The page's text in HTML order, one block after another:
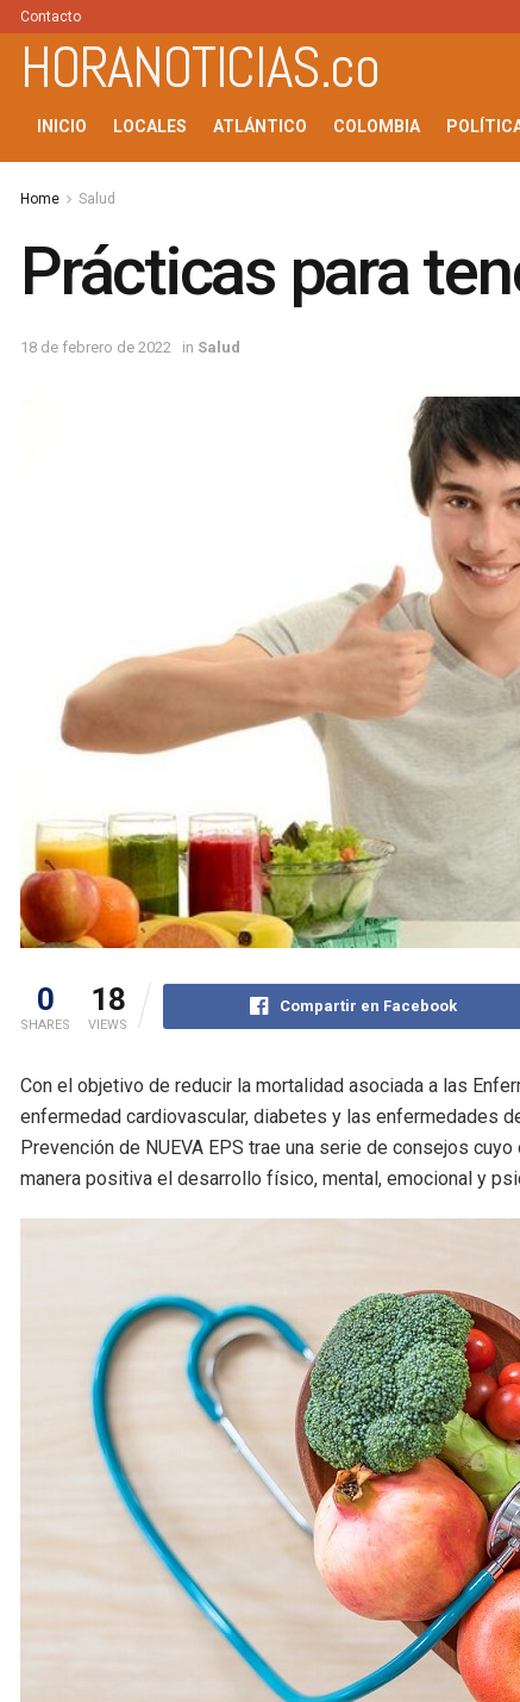
Contacto
HORANOTICIAS.co
INICIO LOCALES ATLÁNTICO COLOMBIA
Home Salud
Prácticas para
18 de febrero de 2022 in Salud
0
SHARES
18
VIEWS
Compartir en Facebook
Con el objetivo de reducir la mortalidad asociada a las
enfermedad cardiovascular, diabetes y las enfermedades
Prevención de NUEVA EPS trae una serie de consejos
manera positiva el desarrollo físico, mental, emocional y